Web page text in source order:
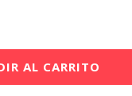
AL CARRITO